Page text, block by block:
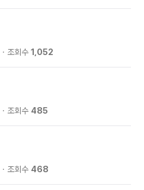
조회수 1,052
조회수 485
조회수 468